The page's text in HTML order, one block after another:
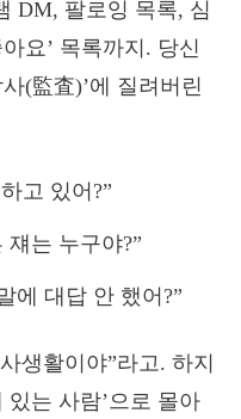
DM, 팔로잉 목록, 심
요’ 목록까지. 당신
(監査)’에 질려버린
고 있어?”
쟤는 누구야?”
에 대답 안 했어?”
생활이야”라고. 하지
있는 사람’으로 몰아